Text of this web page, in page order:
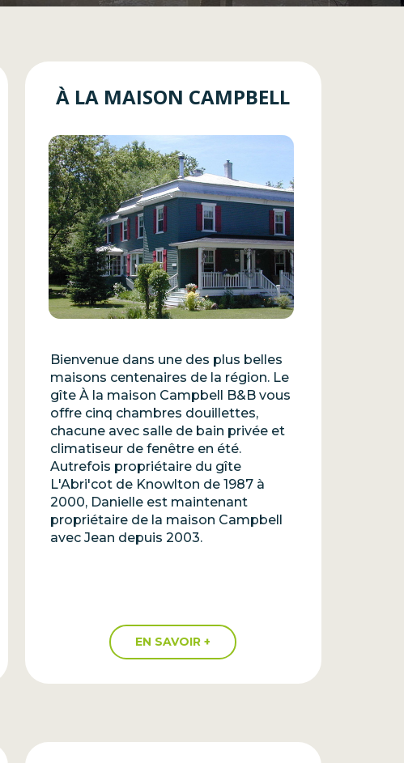
À LA MAISON CAMPBELL
Bienvenue dans une des plus belles
maisons centenaires de la région. Le
gîte À la maison Campbell B&B vous
offre cinq chambres douillettes,
chacune avec salle de bain privée et
climatiseur de fenêtre en été.
Autrefois propriétaire du gîte
L'Abri'cot de Knowlton de 1987 à
2000, Danielle est maintenant
propriétaire de la maison Campbell
avec Jean depuis 2003.
EN SAVOIR +